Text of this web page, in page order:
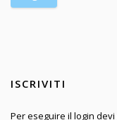
ISCRIVITI
Per eseguire il login